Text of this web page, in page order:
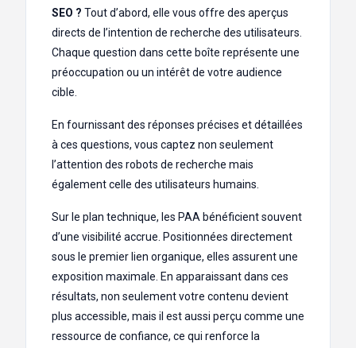
SEO ? Tout d’abord, elle vous offre des aperçus
directs de l’intention de recherche des utilisateurs.
Chaque question dans cette boîte représente une
préoccupation ou un intérêt de votre audience
cible.
En fournissant des réponses précises et détaillées
à ces questions, vous captez non seulement
l’attention des robots de recherche mais
également celle des utilisateurs humains.
Sur le plan technique, les PAA bénéficient souvent
d’une visibilité accrue. Positionnées directement
sous le premier lien organique, elles assurent une
exposition maximale. En apparaissant dans ces
résultats, non seulement votre contenu devient
plus accessible, mais il est aussi perçu comme une
ressource de confiance, ce qui renforce la